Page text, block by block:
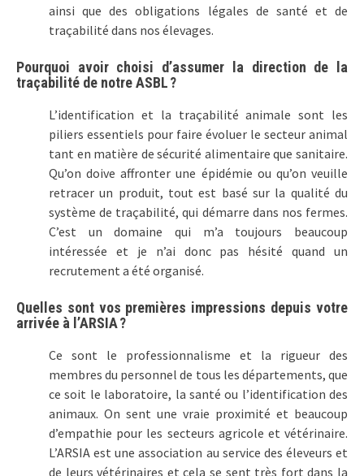
ainsi que des obligations légales de santé et de
traçabilité dans nos élevages.
Pourquoi avoir choisi d’assumer la direction de la
traçabilité de notre ASBL ?
L’identification et la traçabilité animale sont les
piliers essentiels pour faire évoluer le secteur animal
tant en matière de sécurité alimentaire que sanitaire.
Qu’on doive affronter une épidémie ou qu’on veuille
retracer un produit, tout est basé sur la qualité du
système de traçabilité, qui démarre dans nos fermes.
C’est un domaine qui m’a toujours beaucoup
intéressée et je n’ai donc pas hésité quand un
recrutement a été organisé.
Quelles sont vos premières impressions depuis votre
arrivée à l’ARSIA ?
Ce sont le professionnalisme et la rigueur des
membres du personnel de tous les départements, que
ce soit le laboratoire, la santé ou l’identification des
animaux. On sent une vraie proximité et beaucoup
d’empathie pour les secteurs agricole et vétérinaire.
L’ARSIA est une association au service des éleveurs et
de leurs vétérinaires et cela se sent très fort dans la